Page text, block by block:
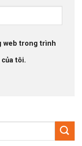
web trong trình
tôi.